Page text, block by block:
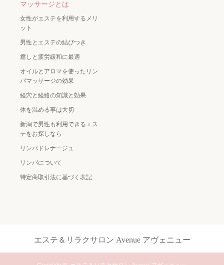
マッサージとは
女性がエステを利用するメリ
ット
男性とエステの結びつき
癒しと疲労緩和に最適
オイルとアロマを使ったリン
パマッサージの効果
経穴と経絡の知識と効果
体を温める事は大切
新潟で男性も利用できるエス
テをお探しなら
リンパドレナージュ
リンパについて
特定商取引法に基づく表記
エステ＆リラクサロン Avenue アヴェニュー